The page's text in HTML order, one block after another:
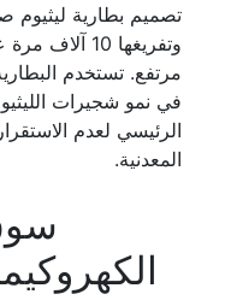
تصميم بطارية ليثيوم
وتفريغها 10
مرتفع. تستخدم
في نمو شجيرات
الرئيسي لعدم
المعدنية.